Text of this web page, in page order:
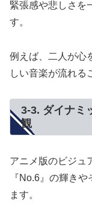
緊張感や悲しさを
す。
例えば、二人が心
しい音楽が流れる
3-3. ダイナミ
観
アニメ版のビジュ
『No.6』の輝き
ます。